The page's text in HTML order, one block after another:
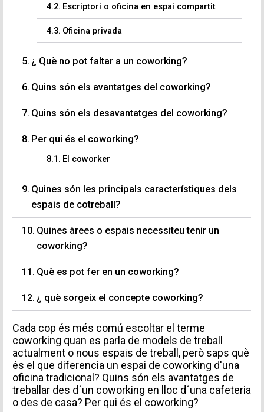
Escriptori o oficina en espai compartit
Oficina privada
¿ Què no pot faltar a un coworking?
Quins són els avantatges del coworking?
Quins són els desavantatges del coworking?
Per qui és el coworking?
El coworker
Quines són les principals característiques dels
espais de cotreball?
Quines àrees o espais necessiteu tenir un
coworking?
Què es pot fer en un coworking?
¿ què sorgeix el concepte coworking?
Cada cop és més comú escoltar el terme
coworking quan es parla de models de treball
actualment o nous espais de treball, però saps què
és el que diferencia un espai de coworking d'una
oficina tradicional? Quins són els avantatges de
treballar des d´un coworking en lloc d´una cafeteria
o des de casa? Per qui és el coworking?